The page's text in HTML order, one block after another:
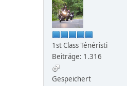
1st Class Ténéristi
Beiträge: 1.316
Gespeichert